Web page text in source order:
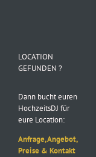
LOCATION
GEFUNDEN ?
Dann bucht euren
HochzeitsDJ für
eure Location:
Anfrage, Angebot,
Preise & Kontakt